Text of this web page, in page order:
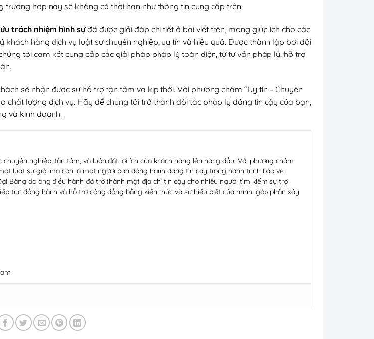
hợp này sẽ không có thời hạn như thông tin cung cấp trên.
trách nhiệm hình sựđã được giải đáp chi tiết ở bài viết trên, mong giúp ích cho các
khách hàng dịch vụ luật sư chuyên nghiệp, uy tín và hiệu quả. Được thành lập bởi đội
tôi cam kết cung cấp các giải pháp pháp lý toàn diện, từ tư vấn pháp lý, hỗ trợ
sẽ nhận được sự hỗ trợ tận tâm và kịp thời. Với phương châm “Uy tín – Chuyên
chất lượng dịch vụ. Hãy để chúng tôi trở thành đối tác pháp lý đáng tin cậy của bạn,
và kinh doanh.
nghiệp, tận tâm, và luôn đặt lợi ích của khách hàng lên hàng đầu. Với phương châm
luật sư giỏi mà còn là một người bạn đồng hành đáng tin cậy trong hành trình bảo vệ
Bàng do ông điều hành đã trở thành một địa chỉ tin cậy cho nhiều người tìm kiếm sự trợ
tục đồng hành và hỗ trợ cộng đồng bằng kiến thức và sự hiểu biết của mình, góp phần xây